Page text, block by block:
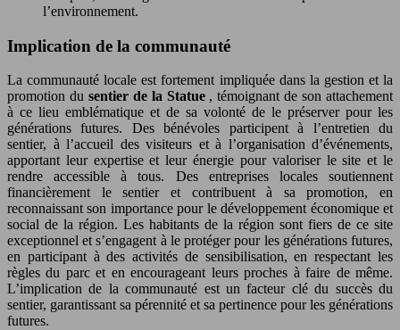
l’environnement.
Implication de la communauté
La communauté locale est fortement impliquée dans la gestion et la
promotion du sentier de la Statue , témoignant de son attachement
à ce lieu emblématique et de sa volonté de le préserver pour les
générations futures. Des bénévoles participent à l’entretien du
sentier, à l’accueil des visiteurs et à l’organisation d’événements,
apportant leur expertise et leur énergie pour valoriser le site et le
rendre accessible à tous. Des entreprises locales soutiennent
financièrement le sentier et contribuent à sa promotion, en
reconnaissant son importance pour le développement économique et
social de la région. Les habitants de la région sont fiers de ce site
exceptionnel et s’engagent à le protéger pour les générations futures,
en participant à des activités de sensibilisation, en respectant les
règles du parc et en encourageant leurs proches à faire de même.
L’implication de la communauté est un facteur clé du succès du
sentier, garantissant sa pérennité et sa pertinence pour les générations
futures.